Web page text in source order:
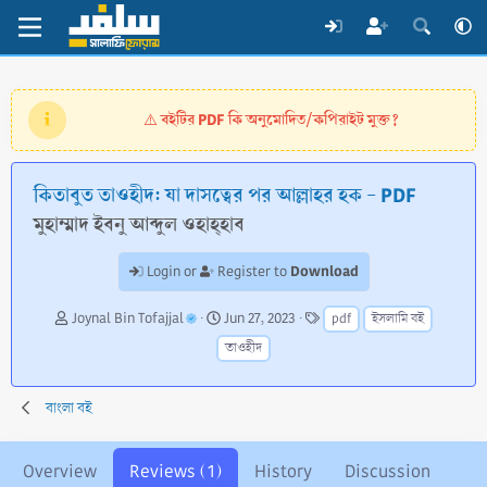
⚠️বইটির PDF কি অনুমোদিত/কপিরাইট মুক্ত?
কিতাবুত তাওহীদ: যা দাসত্বের পর আল্লাহর হক - PDF
মুহাম্মাদ ইবনু আব্দুল ওহাহ্হাব
Login or Register to Download
A
r
Joynal Bin Tofajjal
C
r
e
o
Jun 27, 2023
T
a
pdf
ইসলামি বই
তাওহীদ
বাংলা বই
Overview Reviews (1) History Discussion